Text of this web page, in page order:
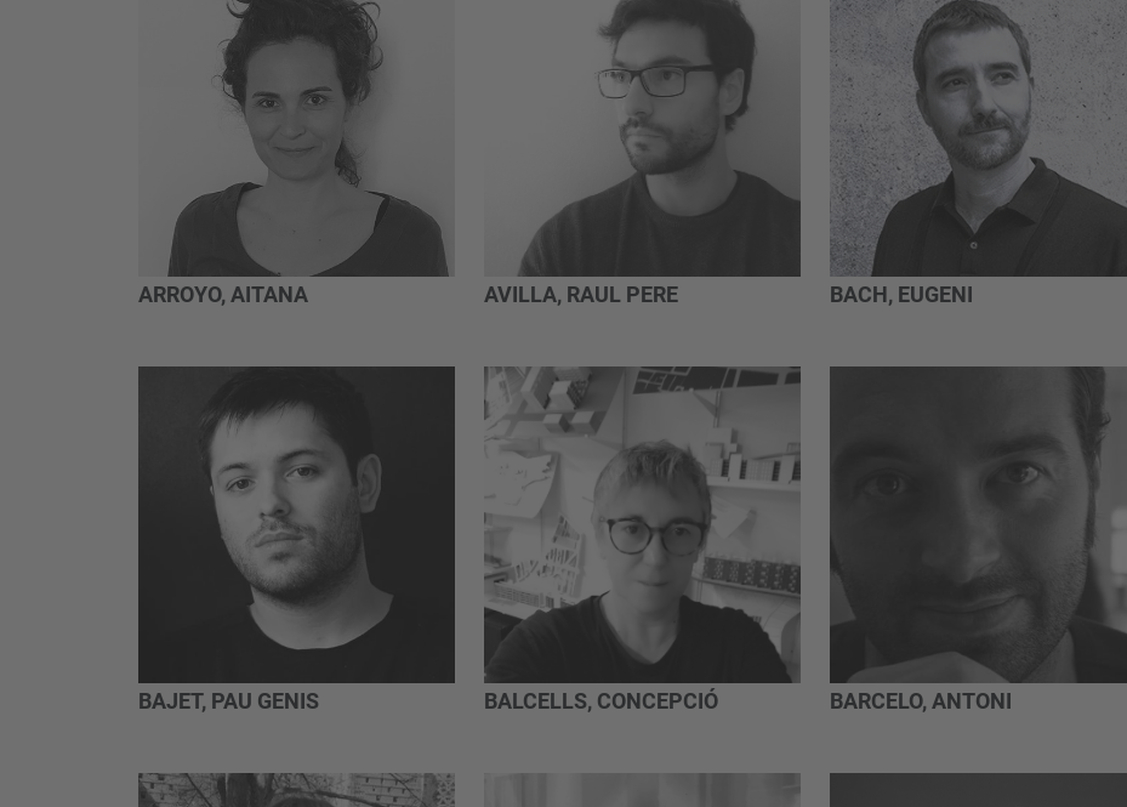
ARROYO, AITANA AVILLA, RAUL PERE BACH, EUGENI
BAJET, PAU GENIS BALCELLS, CONCEPCIÓ BARCELO, ANTONI